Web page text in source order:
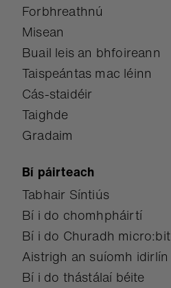
Forbhreathnú
Misean
Buail leis an bhfoireann
Taispeántas mac léinn
Cás-staidéir
Taighde
Gradaim
Bí páirteach
Tabhair Síntiús
Bí i do chomhpháirtí
Bí i do Churadh micro:bit
Aistrigh an suíomh idirlín
Bí i do thástálaí béite